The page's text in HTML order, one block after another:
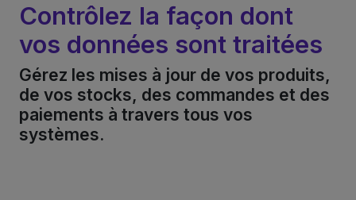
Contrôlez la façon dont
vos données sont traitées
Gérez les mises à jour de vos produits,
de vos stocks, des commandes et des
paiements à travers tous vos
systèmes.